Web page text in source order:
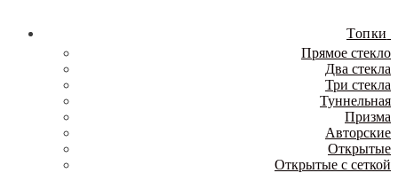
Топки
Прямое стекло
Два стекла
Три стекла
Туннельная
Призма
Авторские
Открытые
Открытые с сеткой